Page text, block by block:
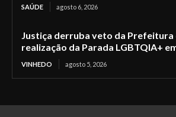
SAÚDE agosto 6, 2026
Justiça derruba veto da Prefeitura
realização da Parada LGBTQIA+
VINHEDO agosto 5, 2026